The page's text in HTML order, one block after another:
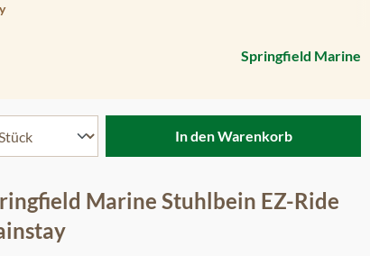
Springfield Marine
In den Warenkorb
Marine Stuhlbein EZ-Ride